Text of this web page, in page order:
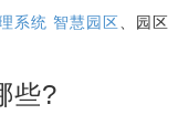
系统 智慧园区 、园区
些?